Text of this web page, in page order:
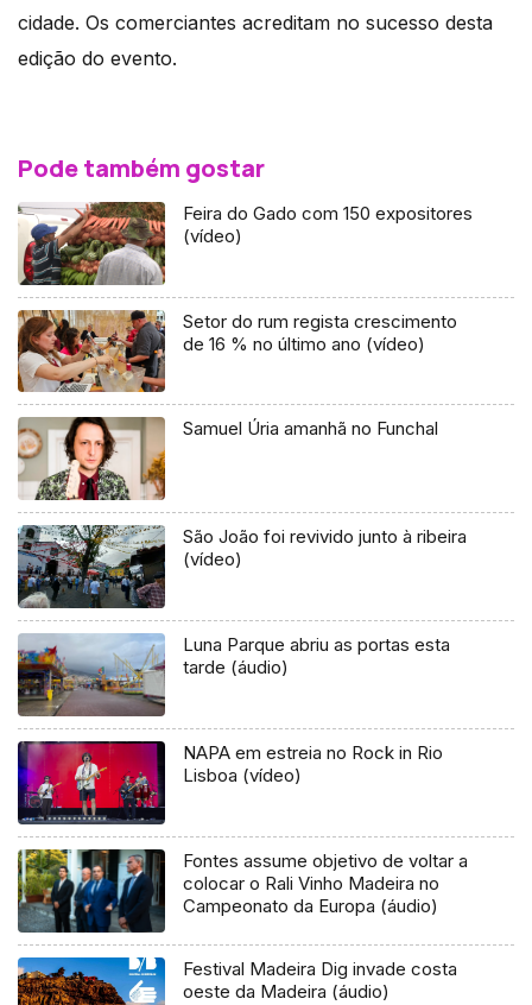
cidade. Os comerciantes acreditam no sucesso desta
edição do evento.
Pode também gostar
Feira do Gado com 150 expositores
(vídeo)
Setor do rum regista crescimento
de 16 % no último ano (vídeo)
Samuel Úria amanhã no Funchal
São João foi revivido junto à ribeira
(vídeo)
Luna Parque abriu as portas esta
tarde (áudio)
NAPA em estreia no Rock in Rio
Lisboa (vídeo)
Fontes assume objetivo de voltar a
colocar o Rali Vinho Madeira no
Campeonato da Europa (áudio)
Festival Madeira Dig invade costa
oeste da Madeira (áudio)